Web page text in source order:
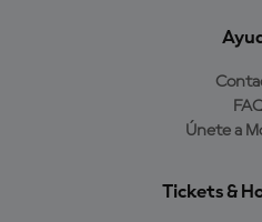
Únete a
Tickets &